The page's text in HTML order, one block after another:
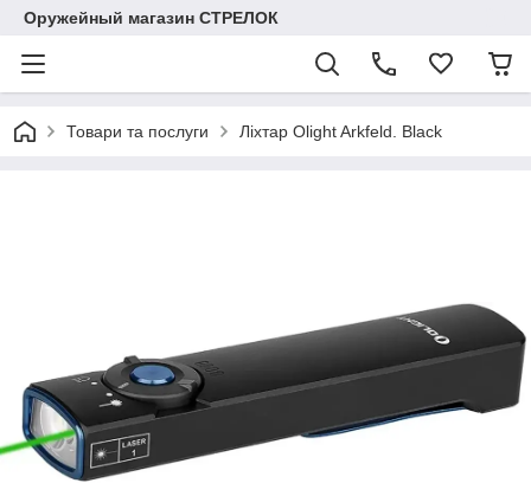
Оружейный магазин СТРЕЛОК
Товари та послуги Ліхтар Olight Arkfeld. Black